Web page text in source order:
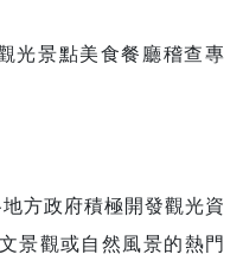
光景點美食餐廳稽查專
方政府積極開發觀光資
景觀或自然風景的熱門